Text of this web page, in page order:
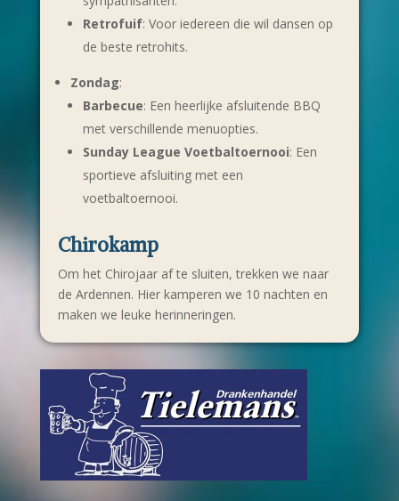
Retrofuif: Voor iedereen die wil dansen op
de beste retrohits.
Zondag:
Barbecue: Een heerlijke afsluitende BBQ
met verschillende menuopties.
Sunday League Voetbaltoernooi: Een
sportieve afsluiting met een
voetbaltoernooi.
Chirokamp
Om het Chirojaar af te sluiten, trekken we naar
de Ardennen. Hier kamperen we 10 nachten en
maken we leuke herinneringen.